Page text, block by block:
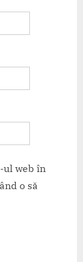
ul web în
o să